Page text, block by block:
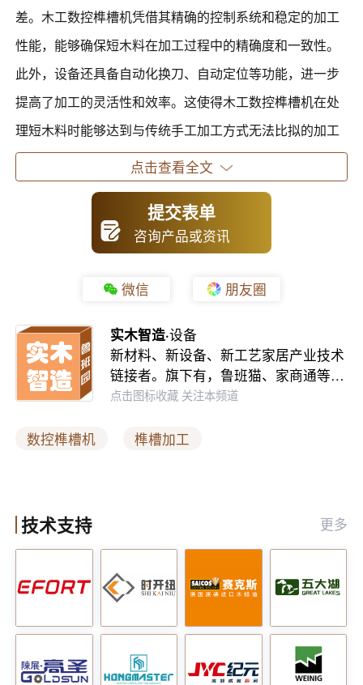
差。木工数控榫槽机凭借其精确的控制系统和稳定的加工
性能，能够确保短木料在加工过程中的精确度和一致性。
此外，设备还具备自动化换刀、自动定位等功能，进一步
提高了加工的灵活性和效率。这使得木工数控榫槽机在处
理短木料时能够达到与传统手工加工方式无法比拟的加工
质量和效率，有效缩短了生产周期，提高了生产效率。
随着劳动力成本的不断上升，家具生产企业面临着越来越
供了一种有效的解决方案。其自动化换刀、自动定位等功
能，减少了人工干预，降低了对熟练工人的依赖。同时，
设备的稳定运行和高效加工能力，能够在保证产品质量的
前提下，大幅提高生产效率，从而降低单位产品的生产成
点击查看全文
提交表单
咨询产品或资讯
微信 朋友圈
实木智造·设备
新材料、新设备、新工艺家居产业技术
链接者。旗下有，鲁班猫、家商通等…
点击图标收藏 关注本频道
数控榫槽机 榫槽加工
技术支持 更多